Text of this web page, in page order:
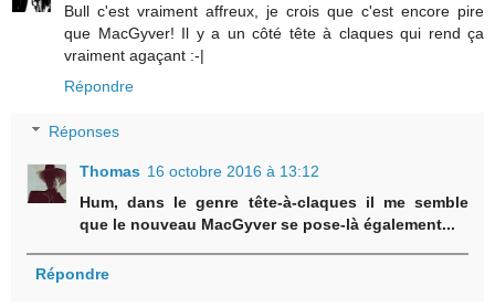
Bull c'est vraiment affreux, je crois que c'est encore pire
que MacGyver! Il y a un côté tête à claques qui rend ça
vraiment agaçant :-|
Répondre
Réponses
Thomas 16 octobre 2016 à 13:12
Hum, dans le genre tête-à-claques il me semble
que le nouveau MacGyver se pose-là également...
Répondre